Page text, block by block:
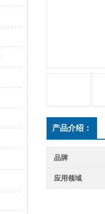
产品介绍：
品牌
应用领域